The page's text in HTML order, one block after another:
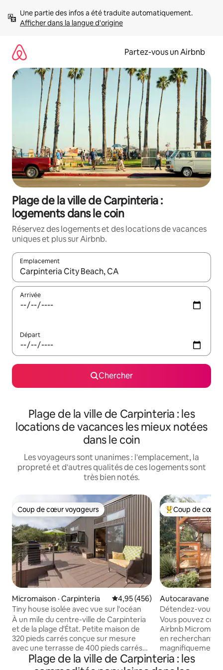
directement
Afficher dans la langue d'origine
Partez-vous un Airbnb
Plage de la ville de Carpinteria :
logements dans le coin
Réservez des logements et des locations de vacances
uniques et plus sur Airbnb.
Emplacement
Quand les résultats sont affichés, parcourez-les en utilisant
Arrivée
Départ
Chercher
Plage de la ville de Carpinteria : les
locations de vacances les mieux notées
dans le coin
Les voyageurs sont unanimes : l'emplacement, la
propreté et d'autres qualités de ces logements sont
très bien notés.
Coup de cœur voyageurs
Coup de cœur voyageurs
Micromaison · Carpinteria Note moyenne de 4,95 sur 5,
4,95 (456)
Tiny house isolée avec vue sur l'océan
À un mile du centre-ville de Carpinteria
et de la plage d'État. Petite maison de
320 pieds carrés conçue sur mesure
avec une terrasse de 400 pieds carrés
pour une vie intérieure/extérieure
parfaite. Un hébergement détendu et
Coup de cœur
Coup de cœur
Autocaravane ·
Détendez-vous
1974 dans un
Vous pouvez
Airbnb
en recherchant «
magnifiquement
parmi les 40
la Californie par
Plage de la ville de Carpinteria : les